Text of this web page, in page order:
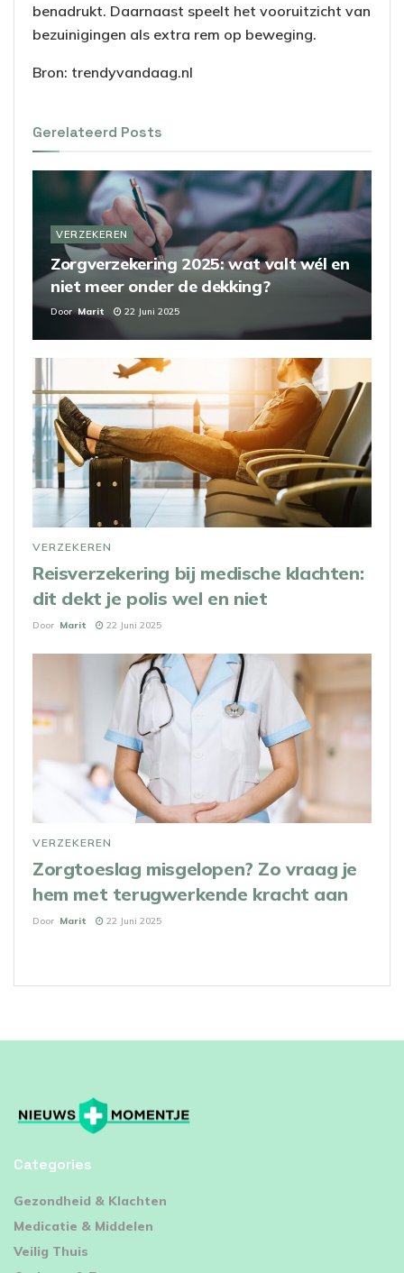
benadrukt. Daarnaast speelt het vooruitzicht van
bezuinigingen als extra rem op beweging.
Bron: trendyvandaag.nl
Gerelateerd Posts
VERZEKEREN
Zorgverzekering 2025: wat valt wél en
niet meer onder de dekking?
Door Marit 22 Juni 2025
VERZEKEREN
Reisverzekering bij medische klachten:
dit dekt je polis wel en niet
Door Marit 22 Juni 2025
VERZEKEREN
Zorgtoeslag misgelopen? Zo vraag je
hem met terugwerkende kracht aan
Door Marit 22 Juni 2025
Categories
⁠Gezondheid & Klachten
Medicatie & Middelen
Veilig Thuis